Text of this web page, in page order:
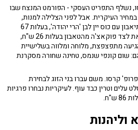
נשלף התפריט העסקי - הפורמט המנצח שבו
העיקרית. אבל לפני הצלילה למנות,
החליטו השניים לפתוח את התיאבון עם כוס יין לבן 'הרי יהודה', בעלות 67
ש"ח. "לא זול," הודה קרסו. זאת לצד פוקאצ'ה מהטאבון בעלות 26 ש"ח,
מתפצפצת, מלוחה ומלווה בשלישיית
שום קונפי שנמס, טחינה שחורה מסקרנת
קרסו. משם עברו בני הזוג לבחירת
עלים וטרין כבד עוף. לעיקריות נבחרו פרגיות
וליהנות